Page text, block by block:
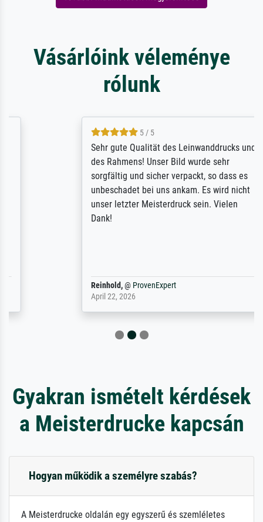
Vásárlóink véleménye
rólunk
5 / 5
Sehr gute Qualität des Leinwanddrucks und
des Rahmens! Unser Bild wurde sehr
sorgfältig und sicher verpackt, so dass es
unbeschadet bei uns ankam. Es wird nicht
unser letzter Meisterdruck sein. Vielen
ProvenExpert
April 22, 2026
Gyakran ismételt kérdések
a Meisterdrucke kapcsán
Hogyan működik a személyre szabás?
A Meisterdrucke oldalán egy egyszerű és szemléletes